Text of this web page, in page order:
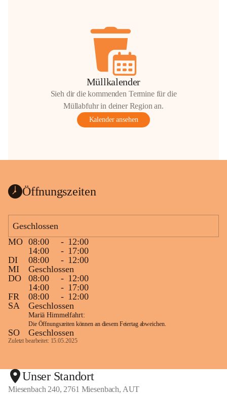
Müllkalender
Sieh dir die kommenden Termine für die
Müllabfuhr in deiner Region an.
Kalender ansehen
Öffnungszeiten
Geschlossen
MO 08:00 - 12:00
14:00
- 17:00
DI
08:00 - 12:00
MI
Geschlossen
DO
08:00 - 12:00
14:00
- 17:00
FR
08:00 - 12:00
SA
Geschlossen
Mariä Himmelfahrt:
Die Öffnungszeiten können an diesem Feiertag abweichen.
SO Geschlossen
Zuletzt bearbeitet: 15.05.2025
Unser Standort
Miesenbach 240, 2761 Miesenbach, AUT